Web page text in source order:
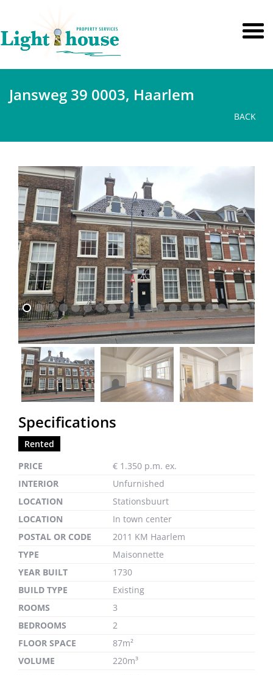
Jansweg 39 0003, Haarlem
BACK
previous next
previous next
Specifications
Rented
PRICE
€ 1.350 p.m. ex.
INTERIOR
Unfurnished
LOCATION
Stationsbuurt
LOCATION
In town center
POSTAL OR CODE
2011 KM Haarlem
TYPE
Maisonnette
YEAR BUILT
1730
BUILD TYPE
Existing
ROOMS
3
BEDROOMS
2
FLOOR SPACE
87m²
VOLUME
220m³